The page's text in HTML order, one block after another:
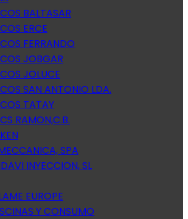
BALTASAR
ERCE
FERRANDO
JOBGAR
JOLUCE
SAN ANTONIO LDA.
TATAY
RAMON,C.B.
SPA
INYECCION, SL
EUROPE
Y CONSUMO